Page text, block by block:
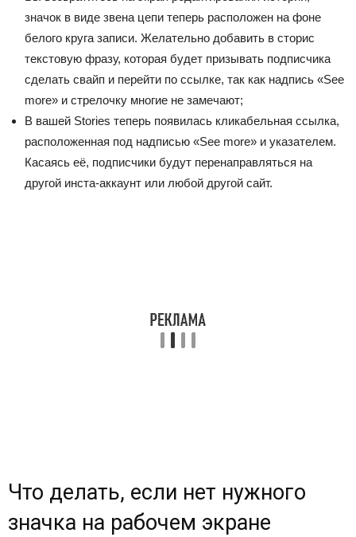
значок в виде звена цепи теперь расположен на фоне
белого круга записи. Желательно добавить в сторис
текстовую фразу, которая будет призывать подписчика
сделать свайп и перейти по ссылке, так как надпись «See
more» и стрелочку многие не замечают;
В вашей Stories теперь появилась кликабельная ссылка,
расположенная под надписью «See more» и указателем.
Касаясь её, подписчики будут перенаправляться на
другой инста-аккаунт или любой другой сайт.
Что делать, если нет нужного
значка на рабочем экране